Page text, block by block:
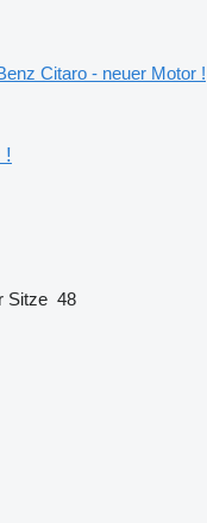
Citaro - neuer Motor !
!
Sitze 48